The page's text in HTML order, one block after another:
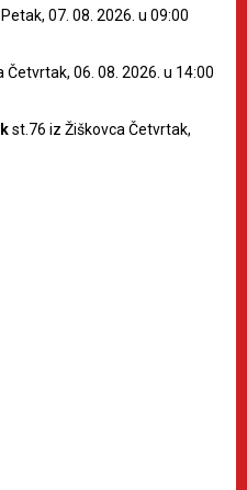
07. 08. 2026. u 09:00
Četvrtak, 06. 08. 2026. u 14:00
st.76 iz Žiškovca Četvrtak,